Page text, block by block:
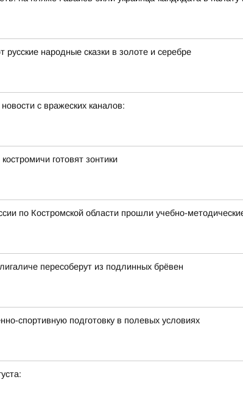
народные сказки в золоте и серебре
с вражеских каналов:
готовят зонтики
по Костромской области прошли учебно-
пересоберут из подлинных брёвен
спортивную подготовку в полевых условиях